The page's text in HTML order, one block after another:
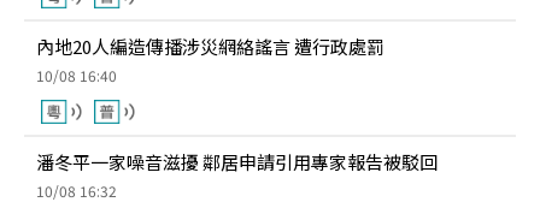
內地20人編造傳播涉災網絡謠言 遭行政處罰
10/08 16:40
潘冬平一家噪音滋擾 鄰居申請引用專家報告被駁回
10/08 16:32